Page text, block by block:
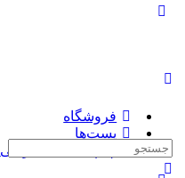
فروشگاه
پست‌ها
چاپ کتاب سفارشی
جستجوی: